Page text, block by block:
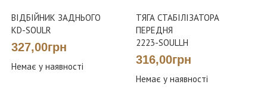
ВІДБІЙНИК ЗАДНЬОГО
KD-SOULR
327,00грн
Немає у наявності
ТЯГА СТАБІЛІЗАТОРА
ПЕРЕДНЯ
2223-SOULLH
316,00грн
Немає у наявності